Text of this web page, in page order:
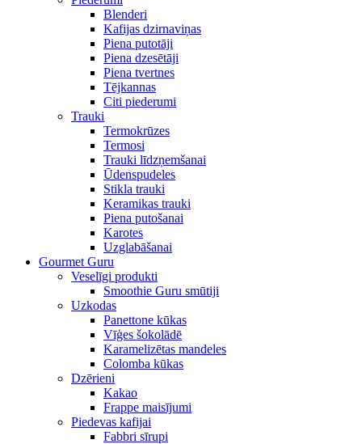
Blenderi
Kafijas dzirnaviņas
Piena putotāji
Piena dzesētāji
Piena tvertnes
Tējkannas
Citi piederumi
Trauki
Termokrūzes
Termosi
Trauki līdzņemšanai
Ūdenspudeles
Stikla trauki
Keramikas trauki
Piena putošanai
Karotes
Uzglabāšanai
Gourmet Guru
Veselīgi produkti
Smoothie Guru smūtiji
Uzkodas
Panettone kūkas
Vīģes šokolādē
Karamelizētas mandeles
Colomba kūkas
Dzērieni
Kakao
Frappe maisījumi
Piedevas kafijai
Fabbri sīrupi